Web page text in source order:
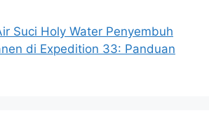
Suci Holy Water Penyembuh
di Expedition 33: Panduan